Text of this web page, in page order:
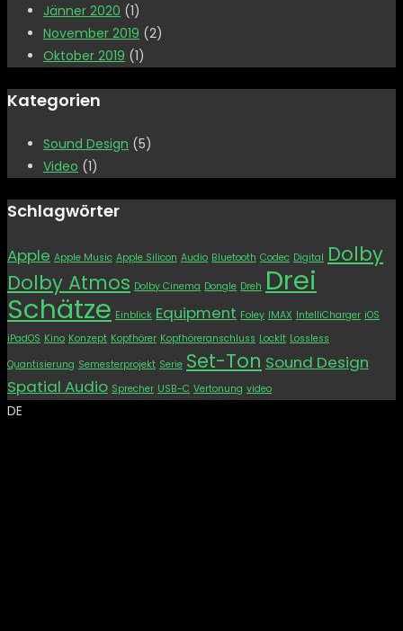
Jänner 2020 (1)
November 2019 (2)
Oktober 2019 (1)
Kategorien
Sound Design (5)
Video (1)
Schlagwörter
Apple Apple Music Apple Silicon Audio Bluetooth Codec Digital Dolby
Dolby Atmos Dolby Cinema Dongle Dreh Drei
Schätze Einblick Equipment Foley IMAX IntelliCharger iOS
iPadOS Kino Konzept Kopfhörer Kopfhöreranschluss LockIt Lossless
Quantisierung Semesterprojekt Serie Set-Ton Sound Design
Spatial Audio Sprecher USB-C Vertonung video
DE